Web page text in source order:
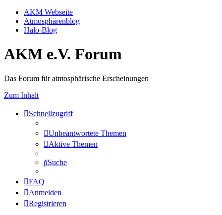
AKM Webseite
Atmosphärenblog
Halo-Blog
AKM e.V. Forum
Das Forum für atmosphärische Erscheinungen
Zum Inhalt
Schnellzugriff
Unbeantwortete Themen
Aktive Themen
Suche
FAQ
Anmelden
Registrieren